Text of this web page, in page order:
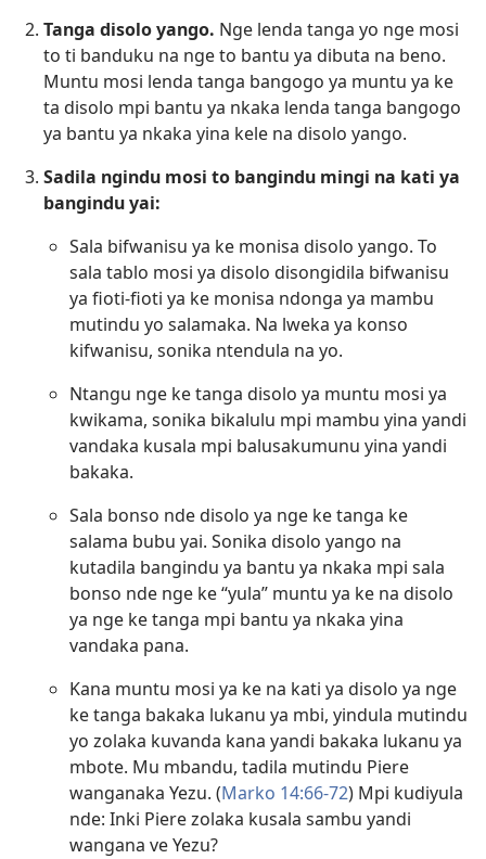
Tanga disolo yango. Nge lenda tanga yo nge mosi
to ti banduku na nge to bantu ya dibuta na beno.
Muntu mosi lenda tanga bangogo ya muntu ya ke
ta disolo mpi bantu ya nkaka lenda tanga bangogo
ya bantu ya nkaka yina kele na disolo yango.
Sadila ngindu mosi to bangindu mingi na kati ya
bangindu yai:
Sala bifwanisu ya ke monisa disolo yango. To
sala tablo mosi ya disolo disongidila bifwanisu
ya fioti-fioti ya ke monisa ndonga ya mambu
mutindu yo salamaka. Na lweka ya konso
kifwanisu, sonika ntendula na yo.
Ntangu nge ke tanga disolo ya muntu mosi ya
kwikama, sonika bikalulu mpi mambu yina yandi
vandaka kusala mpi balusakumunu yina yandi
bakaka.
Sala bonso nde disolo ya nge ke tanga ke
salama bubu yai. Sonika disolo yango na
kutadila bangindu ya bantu ya nkaka mpi sala
bonso nde nge ke “yula” muntu ya ke na disolo
ya nge ke tanga mpi bantu ya nkaka yina
vandaka pana.
Kana muntu mosi ya ke na kati ya disolo ya nge
ke tanga bakaka lukanu ya mbi, yindula mutindu
yo zolaka kuvanda kana yandi bakaka lukanu ya
mbote. Mu mbandu, tadila mutindu Piere
wanganaka Yezu. (Marko 14:66-72) Mpi kudiyula
nde: Inki Piere zolaka kusala sambu yandi
wangana ve Yezu?